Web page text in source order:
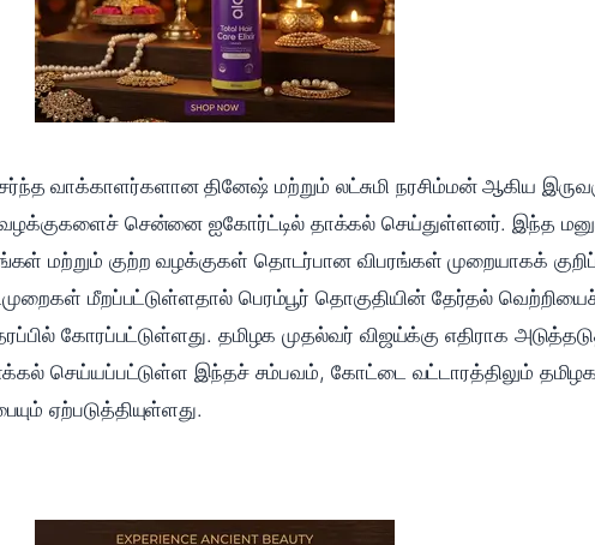
வாக்காளர்களான தினேஷ் மற்றும் லட்சுமி நரசிம்மன் ஆகிய
சென்னை ஐகோர்ட்டில் தாக்கல் செய்துள்ளனர். இந்த
மற்றும் குற்ற வழக்குகள் தொடர்பான விபரங்கள் முறையாகக்
மீறப்பட்டுள்ளதால் பெரம்பூர் தொகுதியின் தேர்தல்
கோரப்பட்டுள்ளது. தமிழக முதல்வர் விஜய்க்கு எதிராக
செய்யப்பட்டுள்ள இந்தச் சம்பவம், கோட்டை வட்டாரத்திலும் தமிழக
ஏற்படுத்தியுள்ளது.